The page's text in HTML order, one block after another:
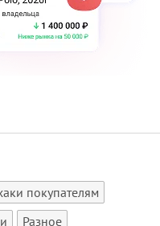
покупателям
Разное